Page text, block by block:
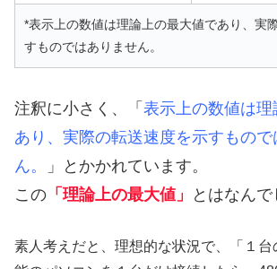
*表示上の数値は理論上の最大値であり、実
すものではありません。
注釈に小さく、「 表示上の数値は
あり、実際の転送速度を示すもの
ん。
」とかかれています。
この 「理論上の最大値」 とはなんで
素人考えだと、理想的な状況で、「１台